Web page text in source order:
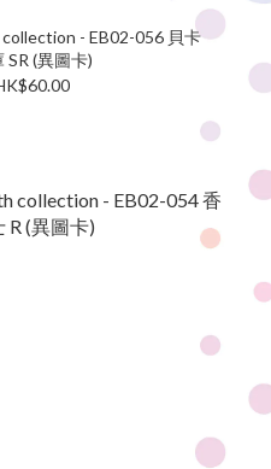
- EB02-056 貝卡
SR (異圖卡)